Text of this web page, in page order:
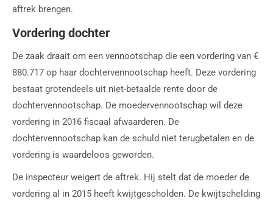
aftrek brengen.
Vordering dochter
De zaak draait om een vennootschap die een vordering van €
880.717 op haar dochtervennootschap heeft. Deze vordering
bestaat grotendeels uit niet-betaalde rente door de
dochtervennootschap. De moedervennootschap wil deze
vordering in 2016 fiscaal afwaarderen. De
dochtervennootschap kan de schuld niet terugbetalen en de
vordering is waardeloos geworden.
De inspecteur weigert de aftrek. Hij stelt dat de moeder de
vordering al in 2015 heeft kwijtgescholden. De kwijtschelding